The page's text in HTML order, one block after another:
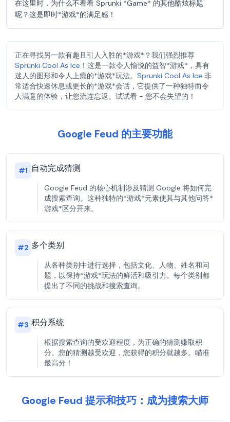
在这里时，为什么不看看 Sprunki *Game* 的其他酷炫标题
呢？这是即时*游戏*的满足感！
正在寻找另一款有趣且引人入胜的*游戏*？我们强烈推荐
Sprunki Cool As Ice ！这是一款令人愉悦的益智*游戏*，具有
迷人的图形和令人上瘾的*游戏*玩法。 Sprunki Cool As Ice 非
常适合快速休息或更长的*游戏*会话，它提供了一种独特而令
人满意的体验，让您流连忘返。试试看 - 您不会失望的！
Google Feud 的主要功能
#1 自动完成猜测
Google Feud 的核心机制涉及猜测 Google 将如何完
成搜索查询。这种独特的*游戏*元素使其与其他问答*
游戏*区分开来。
#2 多个类别
从各种类别中进行选择，包括文化、人物、姓名和问
题，以保持*游戏*玩法的鲜活和吸引力。每个类别都
提出了不同的挑战和搜索查询。
#3 积分系统
根据搜索查询的受欢迎程度，为正确的猜测赚取积
分。您的猜测越受欢迎，您获得的积分就越多。瞄准
最高分！
Google Feud 提示和技巧：成为搜索大师